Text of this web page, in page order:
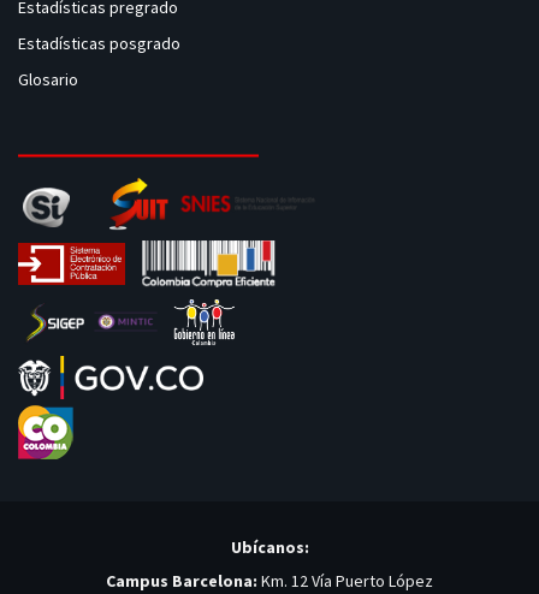
Estadísticas pregrado
Estadísticas posgrado
Glosario
Ubícanos:
Campus Barcelona: Km. 12 Vía Puerto López